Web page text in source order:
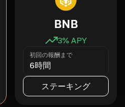
BNB
3% APY
初回の報酬まで
6時間
ステーキング